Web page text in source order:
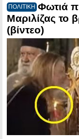
ΠΟΛΙΤΙΚΗ Φωτιά
Μαριλίζας το
(βίντεο)